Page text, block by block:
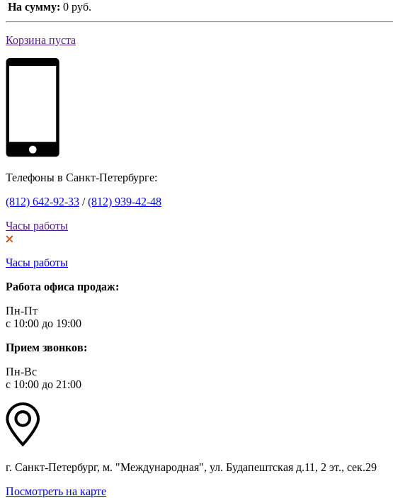
На сумму: 0 руб.
Корзина пуста
Телефоны в Санкт-Петербурге:
(812) 642-92-33 /(812) 939-42-48
Часы работы
Часы работы
Работа офиса продаж:
Пн-Пт
с 10:00 до 19:00
Прием звонков:
Пн-Вс
с 10:00 до 21:00
г. Санкт-Петербург, м. "Международная", ул. Будапештская д.11, 2 эт., сек.29
Посмотреть на карте